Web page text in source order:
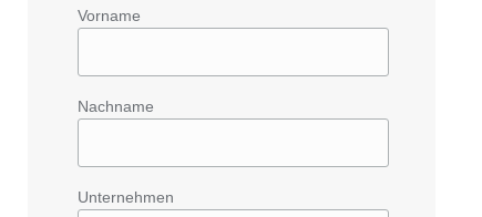
Vorname
Nachname
Unternehmen